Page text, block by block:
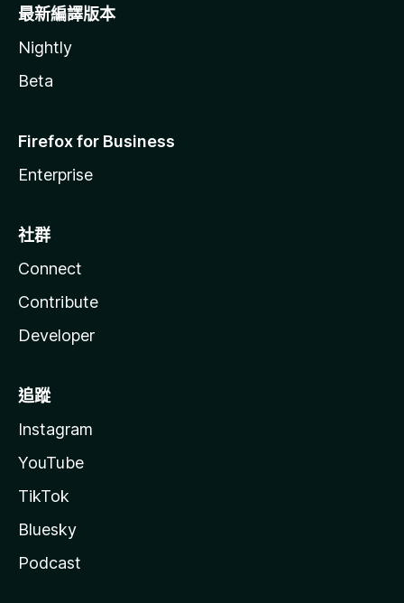
最新編譯版本
Nightly
Beta
Firefox for Business
Enterprise
社群
Connect
Contribute
Developer
追蹤
Instagram
YouTube
TikTok
Bluesky
Podcast